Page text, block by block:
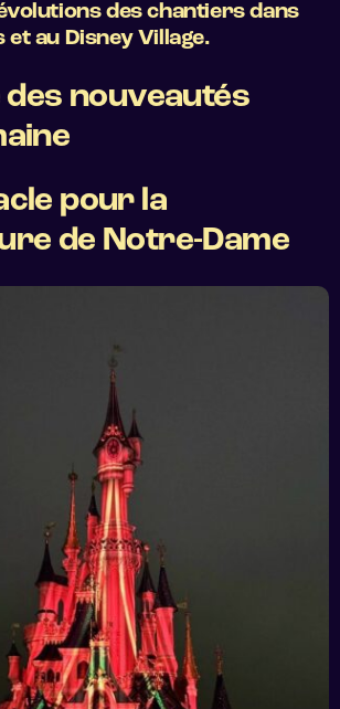
des chantiers dans
au Disney Village.
des nouveautés
pour la
de Notre-Dame